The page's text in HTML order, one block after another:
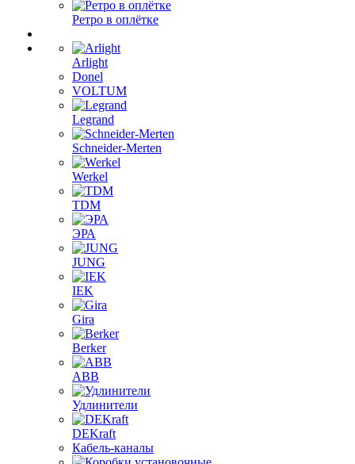
Ретро в оплётке
Arlight
Donel
VOLTUM
Legrand
Schneider-Merten
Werkel
TDM
ЭРА
JUNG
IEK
Gira
Berker
ABB
Удлинители
DEKraft
Кабель-каналы